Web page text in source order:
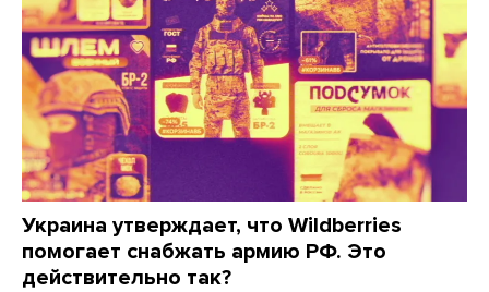
Украина утверждает, что Wildberries
помогает снабжать армию РФ. Это
действительно так?